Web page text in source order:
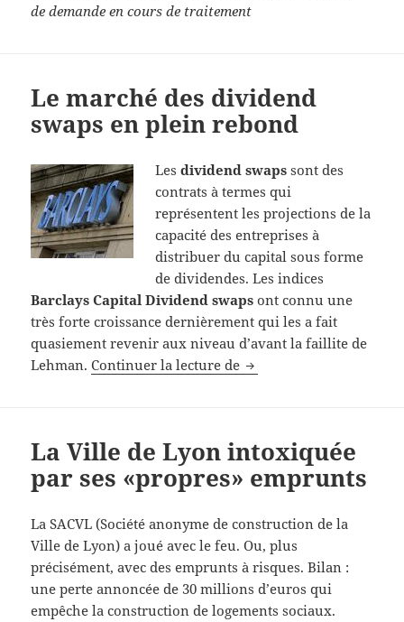
de demande en cours de traitement
Le marché des dividend
swaps en plein rebond
Lesdividend swapssont des
contrats à termes qui
représentent les projections de la
capacité des entreprises à
distribuer du capital sous forme
de dividendes. Les indices
Barclays Capital Dividend swaps ont connu une
très forte croissance dernièrement qui les a fait
quasiement revenir aux niveau d’avant la faillite de
Lehman.Continuer la lecture de Le marché des
La Ville de Lyon intoxiquée
par ses «propres» emprunts
La SACVL (Société anonyme de construction de la
Ville de Lyon) a joué avec le feu. Ou, plus
précisément, avec des emprunts à risques. Bilan :
une perte annoncée de 30 millions d’euros qui
empêche la construction de logements sociaux.